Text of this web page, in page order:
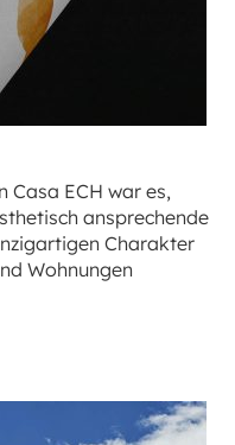
Casa ECH war es,
ansprechende
Charakter
Wohnungen